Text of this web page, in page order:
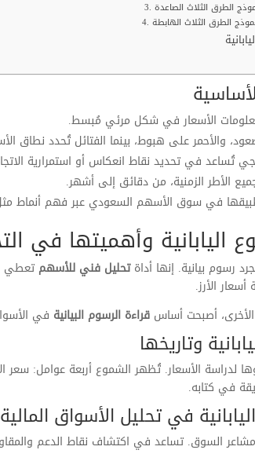
الأسعار في شكل مرئي مُبسط.
والأحمر على هبوط، بينما الفتائل تُحدد نطاق
تُساعد في تحديد نقاط انعكاس أو استمرارية
الأطر الزمنية، من دقائق إلى أشهر.
في سوق الأسهم السعودي عبر فهم أنماط مثل
وأهميتها في
رسوم بيانية. إنها أداةتحليل فني للأسهم تعطي
الأرز.
الأخرى، أصبحت أساسقراءة الرسوم البيانية في
وتاريخها
لدراسة الأسعار. تُظهر الشموع أربعة عوامل: سعر
في كتابه.
في تحليل الأسواق المالية
مشاعر السوق. تساعد في اكتشاف نقاط الدعم